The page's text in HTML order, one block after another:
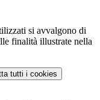
si avvalgono di
finalità illustrate nella
tutti i cookies